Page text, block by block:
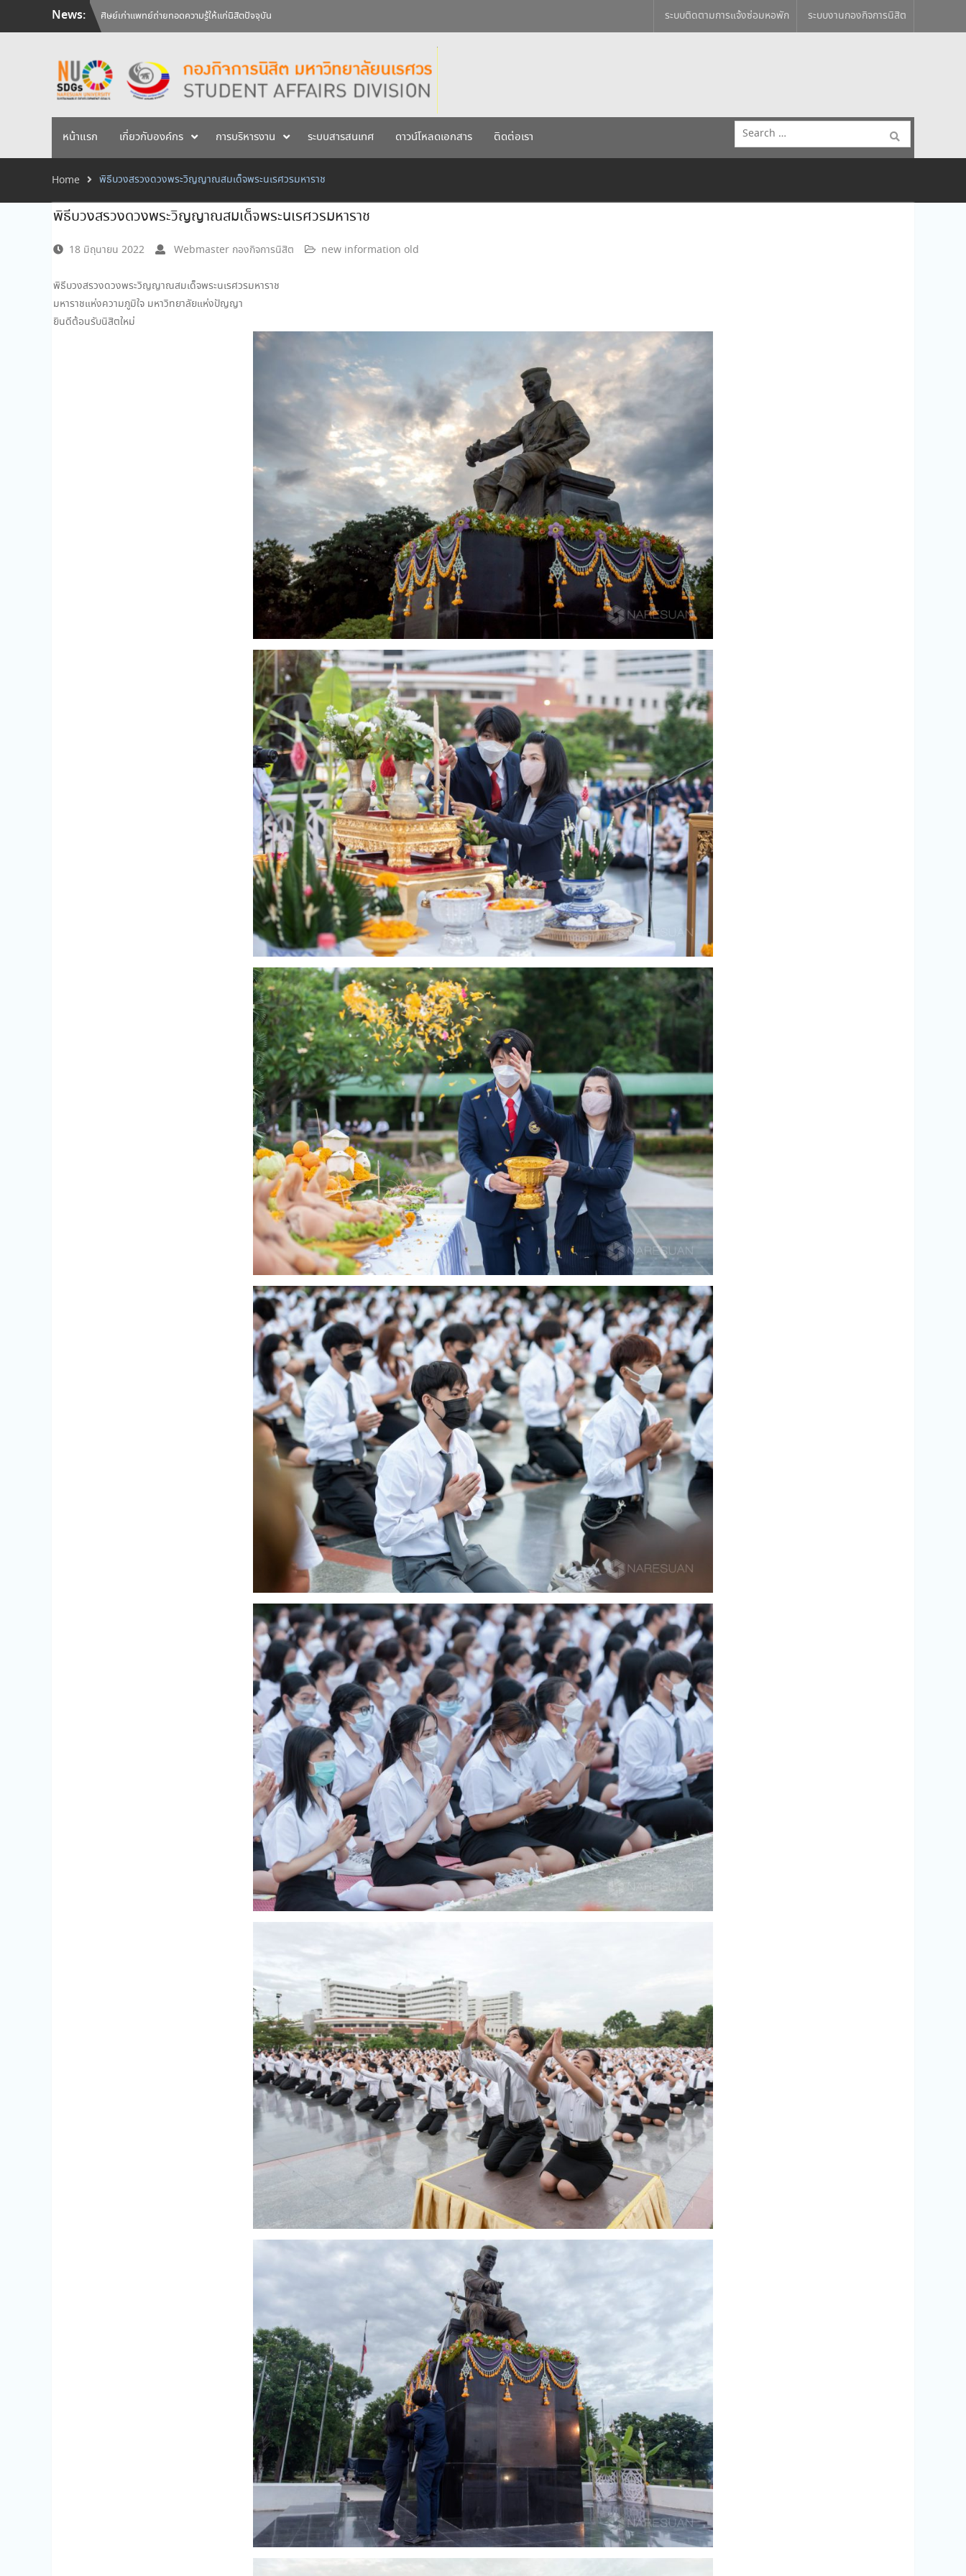
News:
วันคล้ายวันสถาปนามหาวิทยาลัยนเรศวร ครบรอบ 36 ปี 29 กรกฎาคม 2569
สัมภาษณ์นิสิตเพื่อพิจารณาเข้ารับทุนการศึกษามหาวิทยาลัยนเรศวร ประจำปีการศึกษา 256
ระบบติดตามการแจ้งซ่อมหอพัก ระบบงานกองกิจการนิสิต
หน้าแรก เกี่ยวกับองค์กร การบริหารงาน ระบบสารสนเทศ ดาวน์โหลดเอกสาร ติดต่อเรา
Search
for:
Home พิธีบวงสรวงดวงพระวิญญาณสมเด็จพระนเรศวรมหาราช
พิธีบวงสรวงดวงพระวิญญาณสมเด็จพระนเรศวรมหาราช
18 มิถุนายน 2022 Webmaster กองกิจการนิสิต new information old
พิธีบวงสรวงดวงพระวิญญาณสมเด็จพระนเรศวรมหาราช
มหาราชแห่งความภูมิใจ มหาวิทยาลัยแห่งปัญญา
ยินดีต้อนรับนิสิตใหม่